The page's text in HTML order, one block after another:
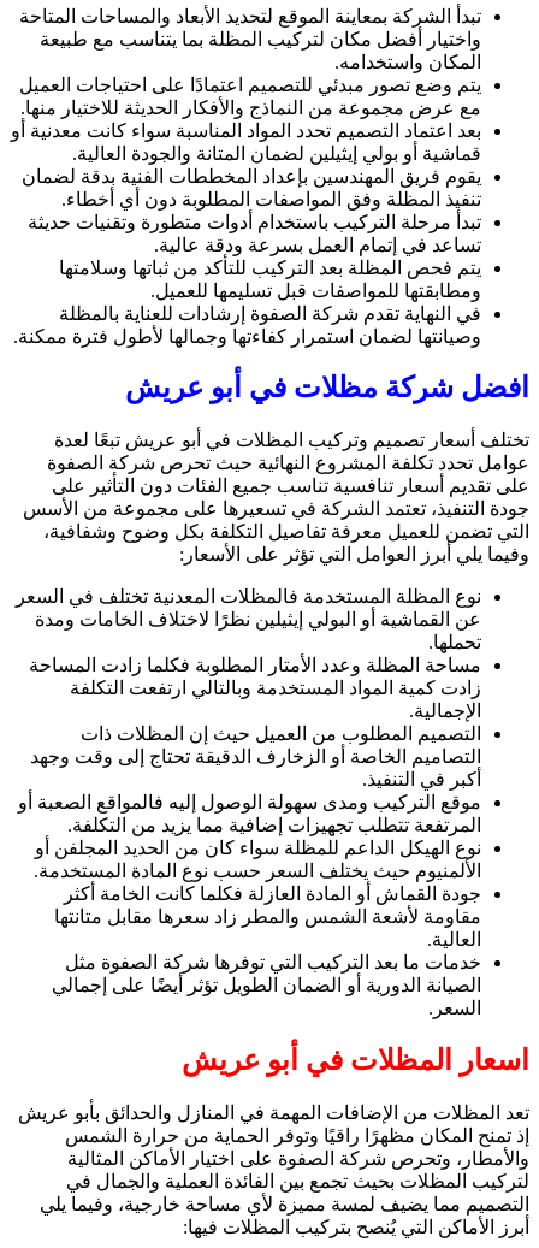
تبدأ الشركة بمعاينة الموقع لتحديد الأبعاد والمساحات المتاحة
واختيار أفضل مكان لتركيب المظلة بما يتناسب مع طبيعة
المكان واستخدامه.
يتم وضع تصور مبدئي للتصميم اعتمادًا على احتياجات العميل
مع عرض مجموعة من النماذج والأفكار الحديثة للاختيار منها.
بعد اعتماد التصميم تحدد المواد المناسبة سواء كانت معدنية أو
قماشية أو بولي إيثيلين لضمان المتانة والجودة العالية.
يقوم فريق المهندسين بإعداد المخططات الفنية بدقة لضمان
تنفيذ المظلة وفق المواصفات المطلوبة دون أي أخطاء.
تبدأ مرحلة التركيب باستخدام أدوات متطورة وتقنيات حديثة
تساعد في إتمام العمل بسرعة ودقة عالية.
يتم فحص المظلة بعد التركيب للتأكد من ثباتها وسلامتها
ومطابقتها للمواصفات قبل تسليمها للعميل.
في النهاية تقدم شركة الصفوة إرشادات للعناية بالمظلة
وصيانتها لضمان استمرار كفاءتها وجمالها لأطول فترة ممكنة.
افضل شركة مظلات في أبو عريش
تختلف أسعار تصميم وتركيب المظلات في أبو عريش تبعًا لعدة
عوامل تحدد تكلفة المشروع النهائية حيث تحرص شركة الصفوة
على تقديم أسعار تنافسية تناسب جميع الفئات دون التأثير على
جودة التنفيذ، تعتمد الشركة في تسعيرها على مجموعة من الأسس
التي تضمن للعميل معرفة تفاصيل التكلفة بكل وضوح وشفافية،
وفيما يلي أبرز العوامل التي تؤثر على الأسعار:
نوع المظلة المستخدمة فالمظلات المعدنية تختلف في السعر
عن القماشية أو البولي إيثيلين نظرًا لاختلاف الخامات ومدة
تحملها.
مساحة المظلة وعدد الأمتار المطلوبة فكلما زادت المساحة
زادت كمية المواد المستخدمة وبالتالي ارتفعت التكلفة
الإجمالية.
التصميم المطلوب من العميل حيث إن المظلات ذات
التصاميم الخاصة أو الزخارف الدقيقة تحتاج إلى وقت وجهد
أكبر في التنفيذ.
موقع التركيب ومدى سهولة الوصول إليه فالمواقع الصعبة أو
المرتفعة تتطلب تجهيزات إضافية مما يزيد من التكلفة.
نوع الهيكل الداعم للمظلة سواء كان من الحديد المجلفن أو
الألمنيوم حيث يختلف السعر حسب نوع المادة المستخدمة.
جودة القماش أو المادة العازلة فكلما كانت الخامة أكثر
مقاومة لأشعة الشمس والمطر زاد سعرها مقابل متانتها
العالية.
خدمات ما بعد التركيب التي توفرها شركة الصفوة مثل
الصيانة الدورية أو الضمان الطويل تؤثر أيضًا على إجمالي
السعر.
اسعار المظلات في أبو عريش
تعد المظلات من الإضافات المهمة في المنازل والحدائق بأبو عريش
إذ تمنح المكان مظهرًا راقيًا وتوفر الحماية من حرارة الشمس
والأمطار، وتحرص شركة الصفوة على اختيار الأماكن المثالية
لتركيب المظلات بحيث تجمع بين الفائدة العملية والجمال في
التصميم مما يضيف لمسة مميزة لأي مساحة خارجية، وفيما يلي
أبرز الأماكن التي يُنصح بتركيب المظلات فيها: